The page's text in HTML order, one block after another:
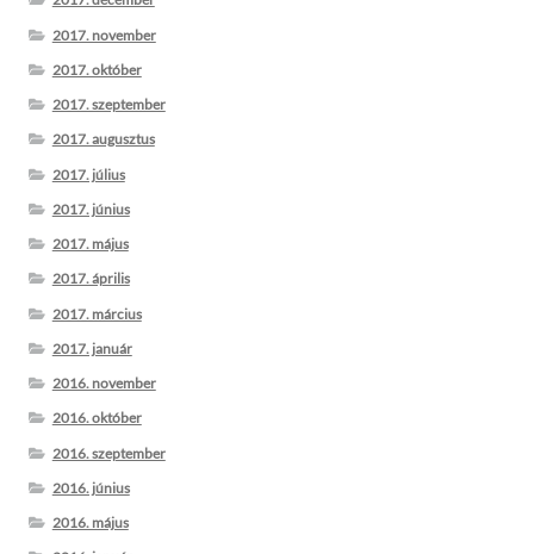
2017. november
2017. október
2017. szeptember
2017. augusztus
2017. július
2017. június
2017. május
2017. április
2017. március
2017. január
2016. november
2016. október
2016. szeptember
2016. június
2016. május